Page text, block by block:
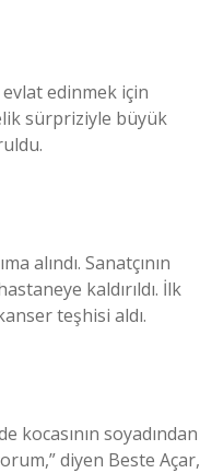
edinmek için
sürpriziyle büyük
alındı. Sanatçının
kaldırıldı. İlk
teşhisi aldı.
kocasının soyadından
diyen Beste Açar,